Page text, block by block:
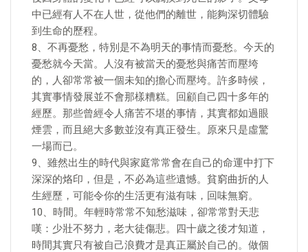
中已經有人不在人世，從他們的離世，能夠深切體驗
到生命的歷程。
8、不再憂愁，特別是不為明天的事情而憂愁。今天的
憂愁就今天當。人沒有被當天的憂愁與痛苦而壓垮
的，人卻常常被一個未知的擔心而壓垮。許多時候，
其實事情發展並不會那樣糟糕。回顧自己四十多年的
經歷。那些曾經令人痛苦不堪的事情，其實都如過眼
煙雲，而且絕大多數並沒有真正發生。原來只是虛驚
一場而已。
9、雖然出生的時代與家庭常常會在自己的命運中打下
深深的烙印，但是，不必為這些遺憾。貧窮曲折的人
生經歷，可能令你的生活更有滋有味，回味無窮。
10、時間。年輕時常常不知愁滋味，卻常常對天悲
嘆：少壯不努力，老大徒傷悲。四十歲之後才知道，
時間其實只有被自己浪費才是真正屬於自己的。做個